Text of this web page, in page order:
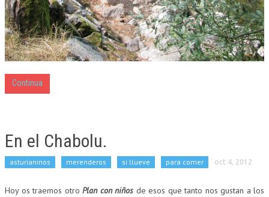
Continua
En el Chabolu.
asturianinos merenderos si llueve para comer oct 4, 2012
Hoy os traemos otro Plan con niños de esos que tanto nos gustan a los